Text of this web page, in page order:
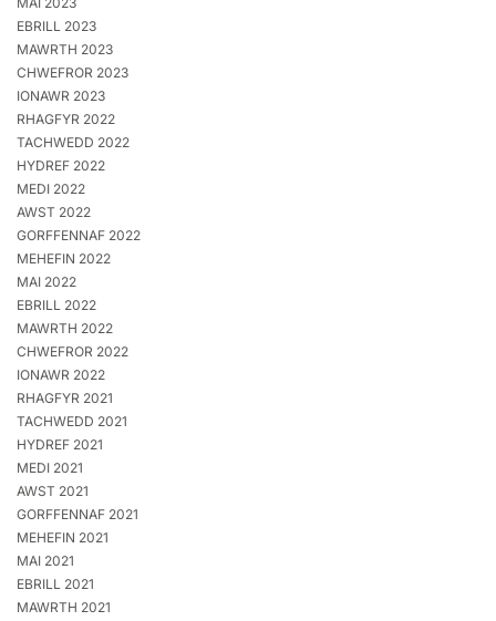
EBRILL 2023
MAWRTH 2023
CHWEFROR 2023
IONAWR 2023
RHAGFYR 2022
TACHWEDD 2022
HYDREF 2022
MEDI 2022
AWST 2022
GORFFENNAF 2022
MEHEFIN 2022
MAI 2022
EBRILL 2022
MAWRTH 2022
CHWEFROR 2022
IONAWR 2022
RHAGFYR 2021
TACHWEDD 2021
HYDREF 2021
MEDI 2021
AWST 2021
GORFFENNAF 2021
MEHEFIN 2021
MAI 2021
EBRILL 2021
MAWRTH 2021